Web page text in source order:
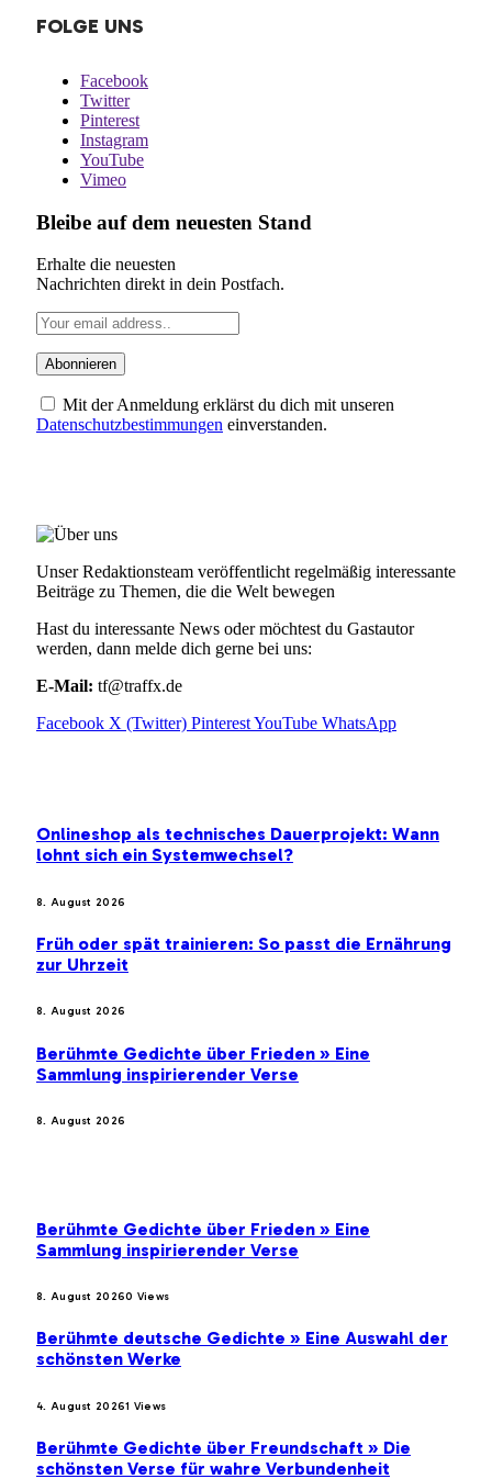
FOLGE UNS
Facebook
Twitter
Pinterest
Instagram
YouTube
Vimeo
Bleibe auf dem neuesten Stand
Erhalte die neuesten
Nachrichten direkt in dein Postfach.
Mit der Anmeldung erklärst du dich mit unseren
Datenschutzbestimmungen einverstanden.
Unser Redaktionsteam veröffentlicht regelmäßig interessante
Beiträge zu Themen, die die Welt bewegen
Hast du interessante News oder möchtest du Gastautor
werden, dann melde dich gerne bei uns:
E-Mail: tf@traffx.de
Facebook X (Twitter) PinterestYouTube WhatsApp
Onlineshop als technisches Dauerprojekt: Wann
lohnt sich ein Systemwechsel?
8. August 2026
Früh oder spät trainieren: So passt die Ernährung
zur Uhrzeit
8. August 2026
Berühmte Gedichte über Frieden » Eine
Sammlung inspirierender Verse
8. August 2026
Berühmte Gedichte über Frieden » Eine
Sammlung inspirierender Verse
8. August 20260 Views
Berühmte deutsche Gedichte » Eine Auswahl der
schönsten Werke
4. August 20261 Views
Berühmte Gedichte über Freundschaft » Die
schönsten Verse für wahre Verbundenheit